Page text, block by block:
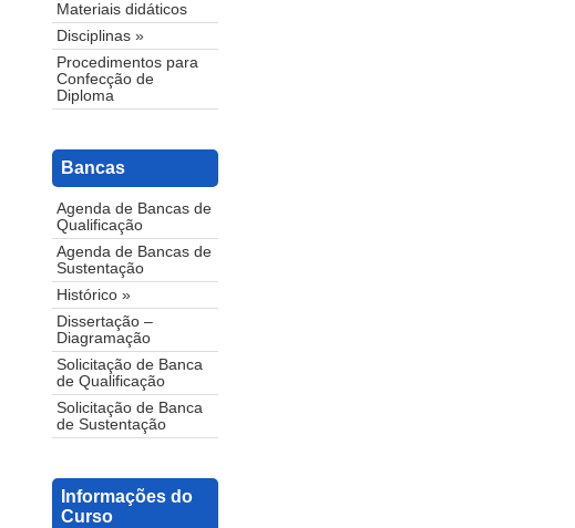
Materiais didáticos
Disciplinas »
Procedimentos para
Confecção de
Diploma
Bancas
Agenda de Bancas de
Qualificação
Agenda de Bancas de
Sustentação
Histórico »
Dissertação –
Diagramação
Solicitação de Banca
de Qualificação
Solicitação de Banca
de Sustentação
Informações do
Curso